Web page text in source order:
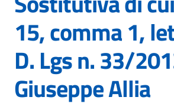
15, comma 1,
D. Lgs n. 33/
Giuseppe Allia